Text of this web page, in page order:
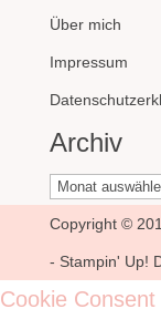
Über mich
Impressum
Archiv
Archiv
Copyright ©
- Stampin' Up!
Cookie